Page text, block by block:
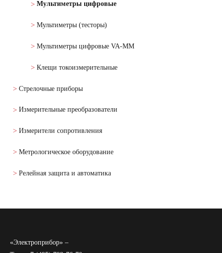
Мультиметры цифровые
Мультиметры (тесторы)
Мультиметры цифровые VA-MM
Клещи токоизмерительные
Стрелочные приборы
Измерительные преобразователи
Измерители сопротивления
Метрологическое оборудование
Релейная защита и автоматика
«Электроприбор» –